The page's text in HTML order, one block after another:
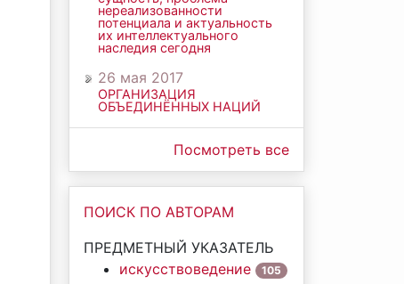
нереализованности
потенциала и актуальность
их интеллектуального
наследия сегодня
26 мая 2017
ОРГАНИЗАЦИЯ
ОБЪЕДИНЁННЫХ НАЦИЙ
Посмотреть все
ПОИСК ПО АВТОРАМ
ПРЕДМЕТНЫЙ УКАЗАТЕЛЬ
искусствоведение
105